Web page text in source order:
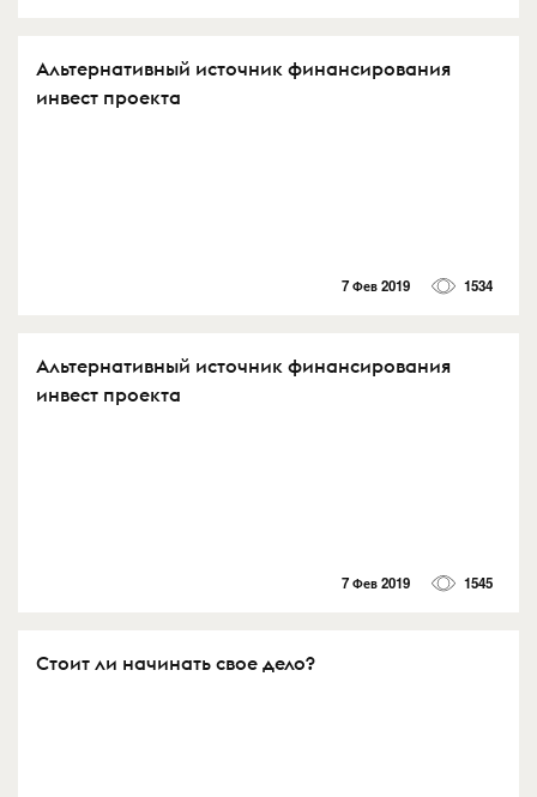
Альтернативный источник финансирования
инвест проекта
7 Фев 2019 1534
Альтернативный источник финансирования
инвест проекта
7 Фев 2019 1545
Стоит ли начинать свое дело?